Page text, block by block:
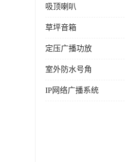
吸顶喇叭
草坪音箱
定压广播功放
室外防水号角
IP网络广播系统